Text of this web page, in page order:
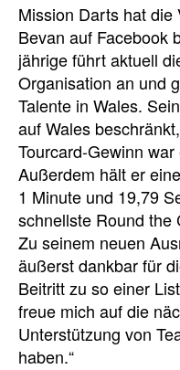
Mission Darts hat die
Bevan auf Facebook
jährige führt aktuell
Organisation an und
Talente in Wales.
auf Wales
Tourcard-Gewinn
Außerdem hält er
1 Minute und 19,79
schnellste Round the
Zu seinem neuen
äußerst dankbar für
Beitritt zu so einer
freue mich auf die
Unterstützung von
haben.“